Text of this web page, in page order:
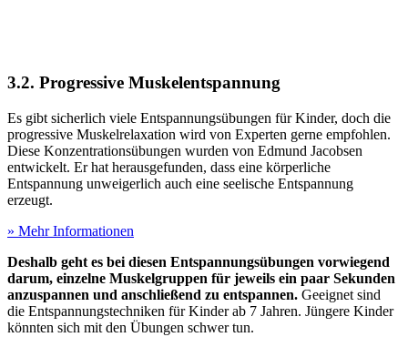
3.2. Progressive Muskelentspannung
Es gibt sicherlich viele Entspannungsübungen für Kinder, doch die
progressive Muskelrelaxation wird von Experten gerne empfohlen.
Diese Konzentrationsübungen wurden von Edmund Jacobsen
entwickelt. Er hat herausgefunden, dass eine körperliche
Entspannung unweigerlich auch eine seelische Entspannung
erzeugt.
» Mehr Informationen
Deshalb geht es bei diesen Entspannungsübungen vorwiegend
darum, einzelne Muskelgruppen für jeweils ein paar Sekunden
anzuspannen und anschließend zu entspannen. Geeignet sind
die Entspannungstechniken für Kinder ab 7 Jahren. Jüngere Kinder
könnten sich mit den Übungen schwer tun.